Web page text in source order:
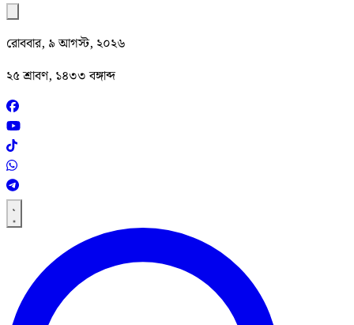
রোববার, ৯ আগস্ট, ২০২৬
২৫ শ্রাবণ, ১৪৩৩ বঙ্গাব্দ